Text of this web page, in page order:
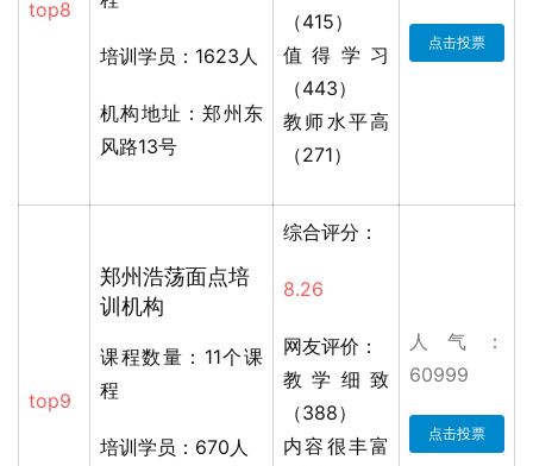
top8
培训学员：1623人
机构地址：郑州东
风路13号
（415）
值得学习
（443）
教师水平高
（271）
点击投票
top9
郑州浩荡面点培
训机构
课程数量：11个课
程
培训学员：670人
综合评分：
8.26
网友评价：
教学细致
（388）
内容很丰富
人气：
60999
点击投票